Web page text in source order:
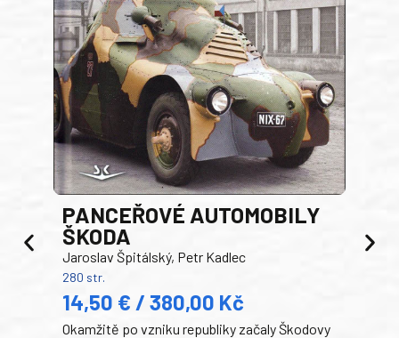
PANCEŘOVÉ AUTOMOBILY
ŠKODA
Jaroslav Špitálský, Petr Kadlec
280 str.
14,50 € / 380,00 Kč
Okamžitě po vzniku republiky začaly Škodovy